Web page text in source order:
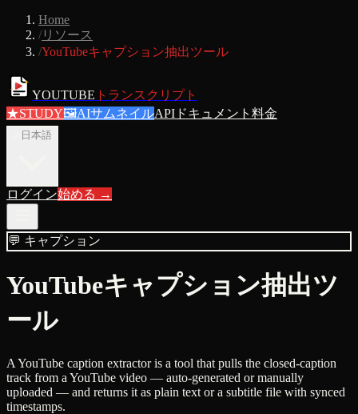
Home
/リソース
/YouTubeキャプション抽出ツール
YOUTUBE トランスクリプト
★STUDY🖼AIサムネイルAPIドキュメント 料金
日本語
ログイン始める →
💬 キャプション
YouTubeキャプション抽出ツ
ール
A YouTube caption extractor is a tool that pulls the closed-caption
track from a YouTube video — auto-generated or manually
uploaded — and returns it as plain text or a subtitle file with synced
timestamps.